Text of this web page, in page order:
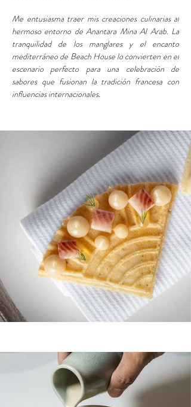
Me entusiasma traer mis creaciones culinarias al
hermoso entorno de Anantara Mina Al Arab. La
tranquilidad de los manglares y el encanto
mediterráneo de Beach House lo convierten en el
escenario perfecto para una celebración de
sabores que fusionan la tradición francesa con
influencias internacionales.